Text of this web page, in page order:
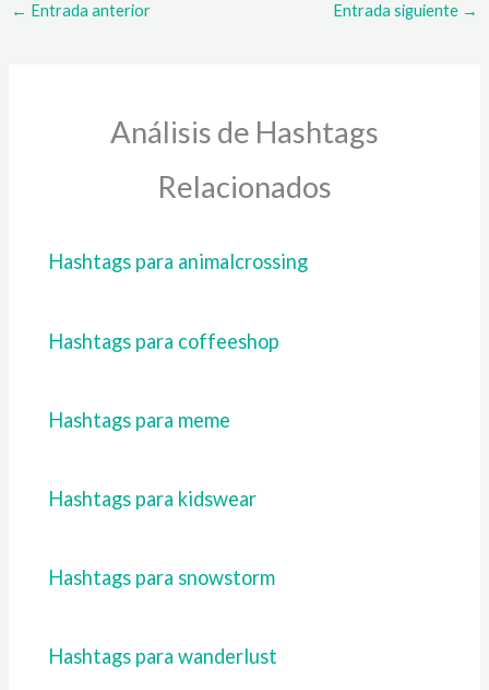
← Entrada anterior Entrada siguiente →
Análisis de Hashtags
Relacionados
Hashtags para animalcrossing
Hashtags para coffeeshop
Hashtags para meme
Hashtags para kidswear
Hashtags para snowstorm
Hashtags para wanderlust